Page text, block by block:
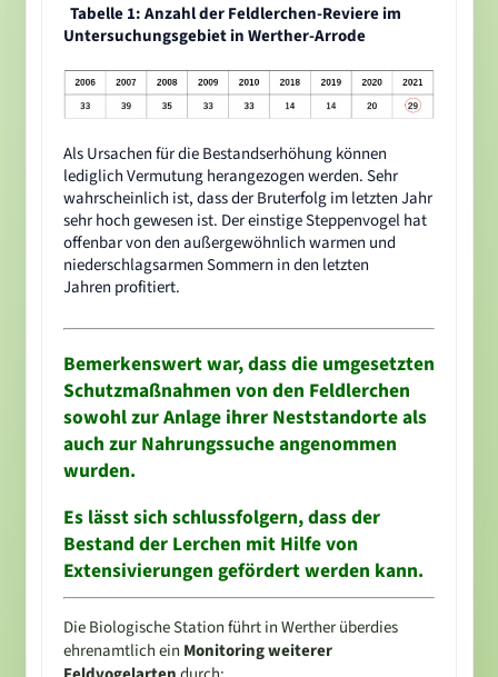
Tabelle 1: Anzahl der Feldlerchen-Reviere im
Untersuchungsgebiet in Werther-Arrode
Als Ursachen für die Bestandserhöhung können
lediglich Vermutung herangezogen werden. Sehr
wahrscheinlich ist, dass der Bruterfolg im letzten Jahr
sehr hoch gewesen ist. Der einstige Steppenvogel hat
offenbar von den außergewöhnlich warmen und
niederschlagsarmen Sommern in den letzten
Jahren profitiert.
Bemerkenswert war, dass die umgesetzten
Schutzmaßnahmen von den Feldlerchen
sowohl zur Anlage ihrer Neststandorte als
auch zur Nahrungssuche angenommen
wurden.
Es lässt sich schlussfolgern, dass der
Bestand der Lerchen mit Hilfe von
Extensivierungen gefördert werden kann.
Die Biologische Station führt in Werther überdies
ehrenamtlich ein Monitoring weiterer